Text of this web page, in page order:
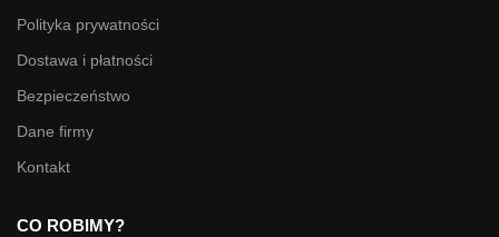
Polityka prywatności
Dostawa i płatności
Bezpieczeństwo
Dane firmy
Kontakt
CO ROBIMY?